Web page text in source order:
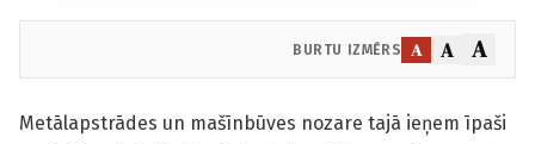
BURTU IZMĒRS A A A
Metālapstrādes un mašīnbūves nozare tajā ieņem īpaši